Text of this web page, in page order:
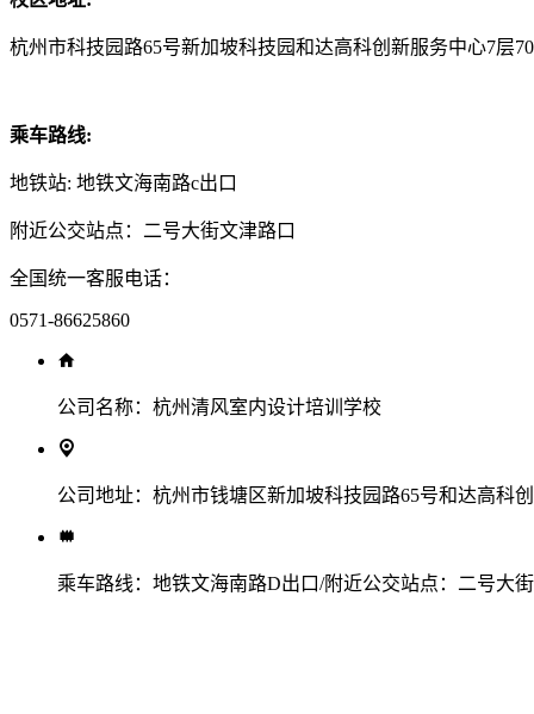
杭州市科技园路65号新加坡科技园和达高科创新服务中心7层
乘车路线:
地铁站: 地铁文海南路c出口
附近公交站点：二号大街文津路口
全国统一客服电话：
0571-86625860
公司名称： 杭州清风室内设计培训学校
公司地址： 杭州市钱塘区新加坡科技园路65号和达高科
乘车路线： 地铁文海南路D出口/附近公交站点：二号大